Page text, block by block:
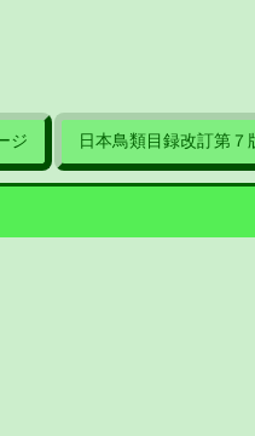
ジ 日本鳥類目録改訂第７